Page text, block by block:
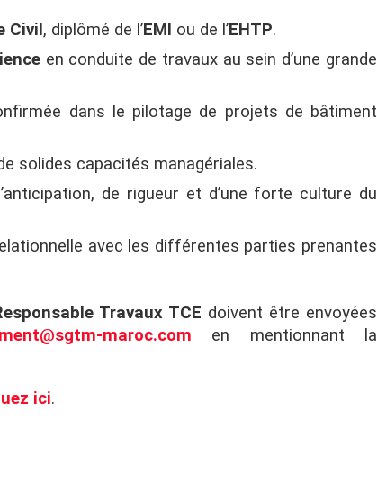
Civil , diplômé de l’EMI ou de l’EHTP.
en conduite de travaux au sein d’une grande
dans le pilotage de projets de bâtiment
solides capacités managériales.
de rigueur et d’une forte culture du
avec les différentes parties prenantes
Travaux TCE doivent être envoyées
maroc.com en mentionnant la
ici.